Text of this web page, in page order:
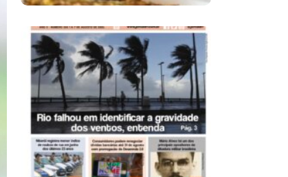
Ano X – Número 366
01 A 07 De Agosto De
2026